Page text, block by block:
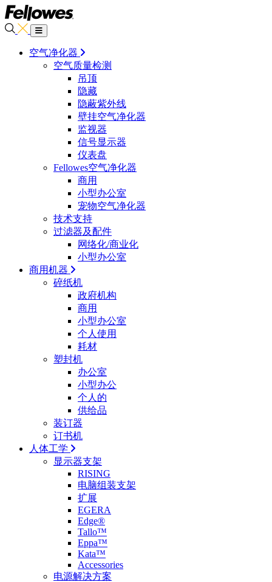
空气净化器
空气质量检测
吊顶
隐藏
隐蔽紫外线
壁挂空气净化器
监视器
信号显示器
仪表盘
Fellowes空气净化器
商用
小型办公室
宠物空气净化器
技术支持
过滤器及配件
网络化/商业化
小型办公室
商用机器
碎纸机
政府机构
商用
小型办公室
个人使用
耗材
塑封机
办公室
小型办公
个人的
供给品
装订器
订书机
人体工学
显示器支架
RISING
电脑组装支架
扩展
EGERA
Edge®
Tallo™
Eppa™
Kata™
Accessories
电源解决方案